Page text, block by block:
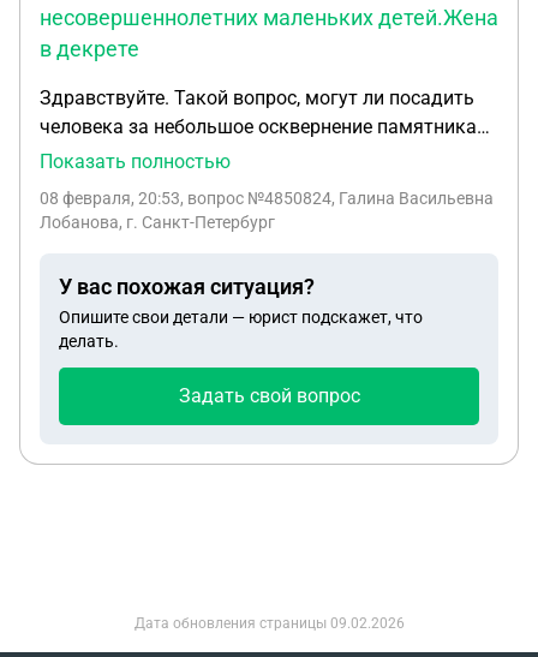
несовершеннолетних маленьких детей.Жена
в декрете
Здравствуйте. Такой вопрос, могут ли посадить
человека за небольшое осквернение памятника
или что могут сделать если у его 3
декрете. Прошу срочного ответа.
Показать полностью
08 февраля, 20:53, вопрос №4850824, Галина Васильевна
Лобанова, г. Санкт-Петербург
У вас похожая ситуация?
Опишите свои детали — юрист подскажет, что
делать.
Задать свой вопрос
Дата обновления страницы 09.02.2026